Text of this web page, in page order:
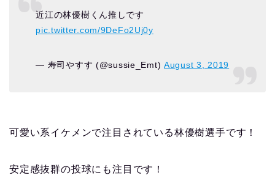
近江の林優樹くん推しです
pic.twitter.com/9DeFo2Uj0y
— 寿司やすす (@sussie_Emt)August 3, 2019
可愛い系イケメンで注目されている林優樹選手です！
安定感抜群の投球にも注目です！